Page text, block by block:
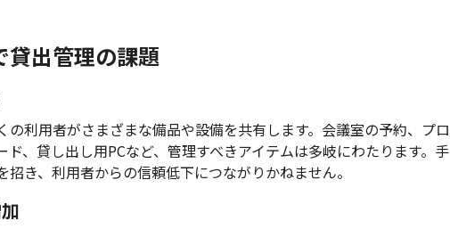
貸出管理の課題
の利用者がさまざまな備品や設備を共有します。会議室の予約、プロ
ド、貸し出し用PCなど、管理すべきアイテムは多岐にわたります。手
き、利用者からの信頼低下につながりかねません。